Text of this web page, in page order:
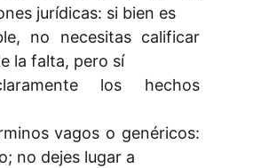
jurídicas: si bien es
no necesitas calificar
la falta, pero sí
los hechos
vagos o genéricos:
no dejes lugar a